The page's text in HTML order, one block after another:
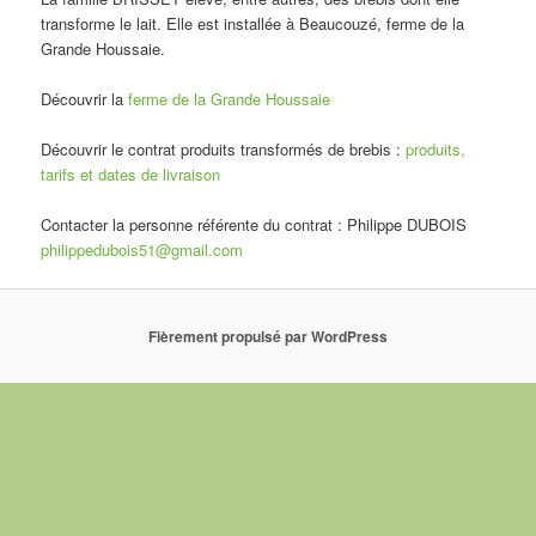
transforme le lait. Elle est installée à Beaucouzé, ferme de la
Grande Houssaie.
Découvrir la ferme de la Grande Houssaie
Découvrir le contrat produits transformés de brebis :produits,
tarifs et dates de livraison
Contacter la personne référente du contrat : Philippe DUBOIS
philippedubois51@gmail.com
Fièrement propulsé par WordPress